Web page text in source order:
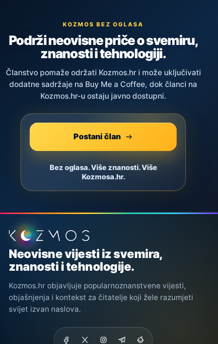
KOZMOS BEZ OGLASA
Podrži neovisne priče o svemiru,
znanosti i tehnologiji.
Članstvo pomaže održati Kozmos.hr i može uključivati
dodatne sadržaje na Buy Me a Coffee, dok članci na
Kozmos.hr-u ostaju javno dostupni.
Postani član
Bez oglasa. Više znanosti. Više
Kozmosa.hr.
Podnožje stranice
Neovisne vijesti iz svemira,
znanosti i tehnologije.
Kozmos.hr objavljuje popularnoznanstvene vijesti,
objašnjenja i kontekst za čitatelje koji žele razumjeti
svijet izvan naslova.